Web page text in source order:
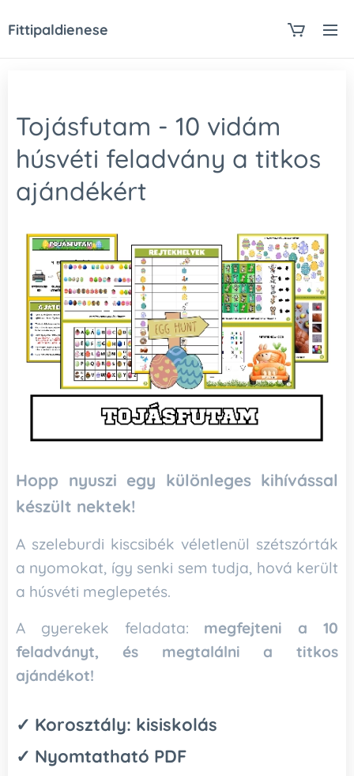
Fittipaldienese
Tojásfutam - 10 vidám
húsvéti feladvány a titkos
ajándékért
Hopp nyuszi egy különleges kihívással
készült nektek!
A szeleburdi kiscsibék véletlenül szétszórták
a nyomokat, így senki sem tudja, hová került
a húsvéti meglepetés.
A gyerekek feladata: megfejteni a 10
feladványt, és megtalálni a titkos
ajándékot!
✓ Korosztály: kisiskolás
✓ Nyomtatható PDF